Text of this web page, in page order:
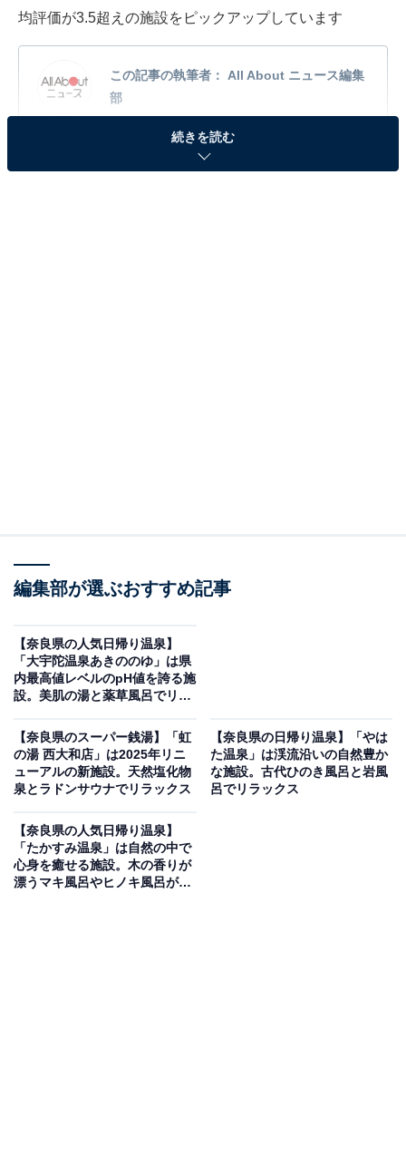
均評価が3.5超えの施設をピックアップしています
この記事の執筆者：
All About ニュース編集
部
「All About ニュース」は、ネットの話題から世の中の動きまで、暮
らしの中にあふれる「なぜ？」「どうして？」を分かりやすく伝え
るAll About発のニュースメディアです。お金や仕事、恋愛、ITに関
「入之波（しおのは）温泉 山鳩湯」は大自然のなかで温
泉や食事、宿泊を楽しめる旅館です。この施設の温泉
は、全国的にも珍しい毎分500L自噴する自家源泉を贅沢
造りの大浴場や、巨大なケヤキで作られた露天の丸太風
呂では、湯の析出物が固まり陶器のような独特の趣を堪
は、新鮮な川魚や山菜、種類豊富な釜めしなど、季節に
合わせた山の料理を味わえます。
続きを読む
編集部が選ぶおすすめ記事
【奈良県の人気日帰り温泉】
「大宇陀温泉あきののゆ」は県
内最高値レベルのpH値を誇る施
設。美肌の湯と薬草風呂でリラ
【奈良県のスーパー銭湯】「虹
の湯 西大和店」は2025年リニ
ューアルの新施設。天然塩化物
泉とラドンサウナでリラックス
【奈良県の日帰り温泉】「やは
た温泉」は渓流沿いの自然豊か
な施設。古代ひのき風呂と岩風
呂でリラックス
【奈良県の人気日帰り温泉】
「たかすみ温泉」は自然の中で
心身を癒せる施設。木の香りが
漂うマキ風呂やヒノキ風呂が自